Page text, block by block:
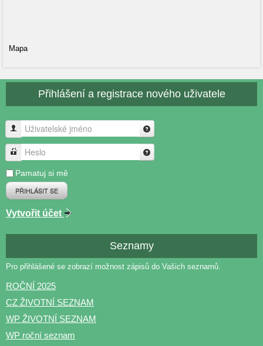
Mapa
Přihlášení a registrace nového uživatele
Uživatelské jméno
Heslo
Pamatuj si mě
PŘIHLÁSIT SE
Vytvořit účet
Seznamy
Pro přihlášené se zobrazí možnost zápisů do Vašich seznamů.
ROČNÍ 2025
CZ ŽIVOTNÍ SEZNAM
WP ŽIVOTNÍ SEZNAM
WP roční seznam